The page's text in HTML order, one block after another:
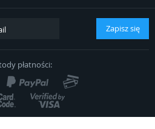
Kontakt
Zapisz się
płatności: